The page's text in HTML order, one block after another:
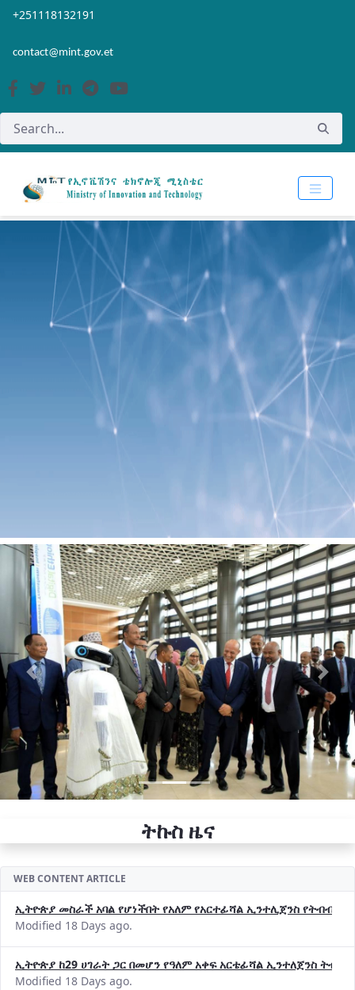
Skip to Main Content
Open Accessibility Menu
+251118132191
contact@mint.gov.et
Previous Next
ትኩስ ዜና
WEB CONTENT ARTICLE
ኢትዮጵያ መስራች አባል የሆነችበት የአለም የአርተፊሻል ኢንተሊጀንስ የትብብር
Modified 18 Days ago.
ኢትዮጵያ ከ29 ሀገራት ጋር በመሆን የዓለም አቀፍ አርቴፊሻል ኢንተለጀንስ
Modified 18 Days ago.